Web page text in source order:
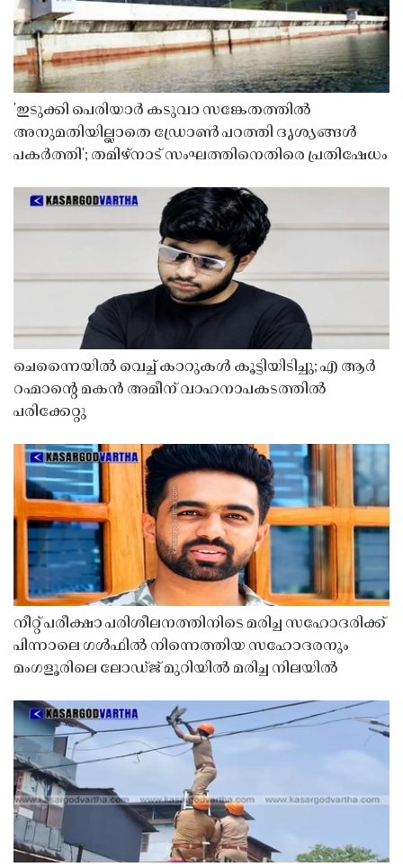
'ഇടുക്കി പെരിയാർ കടുവാ സങ്കേതത്തിൽ
അനുമതിയില്ലാതെ ഡ്രോൺ പറത്തി ദൃശ്യങ്ങൾ
പകർത്തി'; തമിഴ്നാട് സംഘത്തിനെതിരെ പ്രതിഷേധം
ചെന്നൈയിൽ വെച്ച് കാറുകൾ കൂട്ടിയിടിച്ചു; എ ആർ
റഹ്മാൻ്റെ മകൻ അമീന് വാഹനാപകടത്തിൽ
പരിക്കേറ്റു
നീറ്റ് പരീക്ഷാ പരിശീലനത്തിനിടെ മരിച്ച സഹോദരിക്ക്
പിന്നാലെ ഗൾഫിൽ നിന്നെത്തിയ സഹോദരനും
മംഗളൂരിലെ ലോഡ്ജ് മുറിയിൽ മരിച്ച നിലയിൽ